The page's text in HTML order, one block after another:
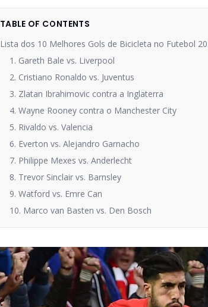
TABLE OF CONTENTS
Lista dos 10 Melhores Gols de Bicicleta no Futebol
1. Gareth Bale vs. Liverpool
2. Cristiano Ronaldo vs. Juventus
3. Zlatan Ibrahimovic contra a Inglaterra
4. Wayne Rooney contra o Manchester City
5. Rivaldo vs. Valencia
6. Everton vs. Alejandro Garnacho
7. Philippe Mexes vs. Anderlecht
8. Trevor Sinclair vs. Barnsley
9. Watford vs. Emre Can
10. Marco van Basten vs. Den Bosch